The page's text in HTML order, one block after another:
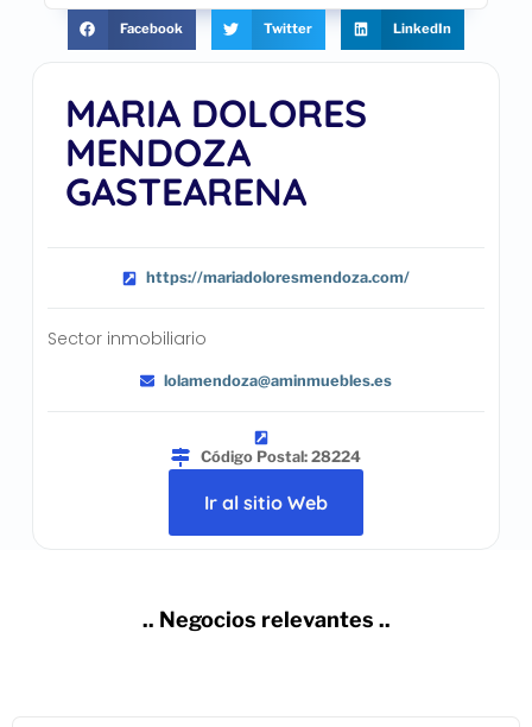
MARIA DOLORES
MENDOZA
GASTEARENA
https://mariadoloresmendoza.com/
Sector inmobiliario
lolamendoza@aminmuebles.es
Código Postal: 28224
Ir al sitio Web
Facebook Twitter LinkedIn
.. Negocios relevantes ..